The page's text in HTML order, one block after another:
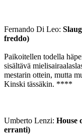
Fernando Di Leo:
freddo)
Paikoitellen todella
sisältävä
mestarin ottein, mutta
Kinski tässäkin. ****
Umberto Lenzi: House
erranti)